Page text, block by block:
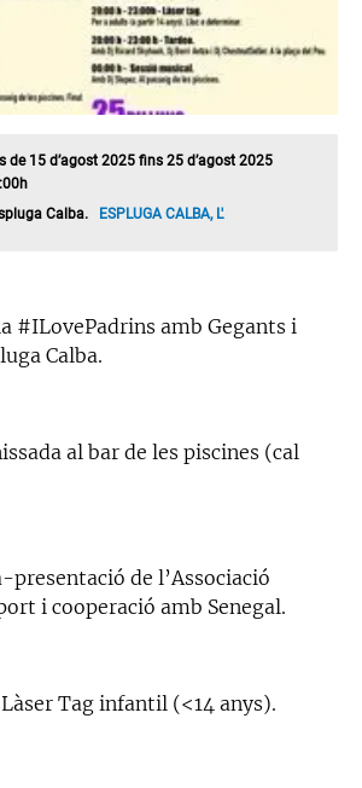
de 15 d’agost 2025 fins 25 d’agost 2025
Calba. ESPLUGA CALBA, L'
#ILovePadrins amb Gegants i
Calba.
al bar de les piscines (cal
presentació de l’Associació
i cooperació amb Senegal.
Tag infantil (<14 anys).